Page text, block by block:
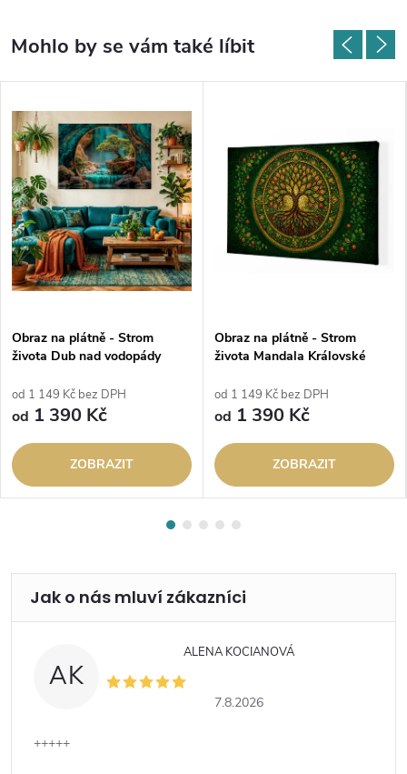
Obraz na plátně - Strom
života Dub nad vodopády
od 1 149 Kč bez DPH
od 1 390 Kč
ZOBRAZIT
Obraz na plátně - Strom
života Mandala Královské
od 1 149 Kč bez DPH
od 1 390 Kč
ZOBRAZIT
AK
ALENA KOCIANOVÁ
7.8.2026
+++++